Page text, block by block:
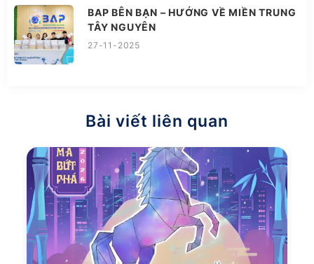
BAP BÊN BẠN – HƯỚNG VỀ MIỀN TRUNG
TÂY NGUYÊN
27-11-2025
Bài viết liên quan